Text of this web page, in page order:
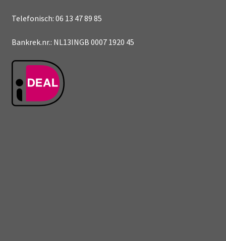
Telefonisch: 06 13 47 89 85
Bankrek.nr.: NL13INGB 0007 1920 45